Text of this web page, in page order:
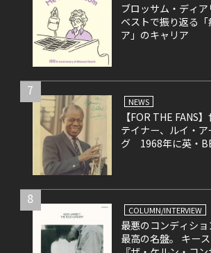
ブロッサム・ディ
ベストで振り返る
ア」のキャリア
7
NEWS
【FOR THE FANS
テイナー、ルイ・
グ 1968年に英・
8
COLUMN/INTERVIEW
最悪のコンディシ
最高の名盤。 キー